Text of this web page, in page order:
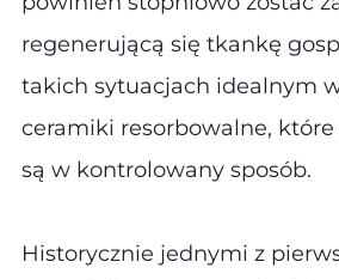
regenerującą się tkankę
takich sytuacjach idealnym
ceramiki resorbowalne,
są w kontrolowany sposób.
Historycznie jednymi z